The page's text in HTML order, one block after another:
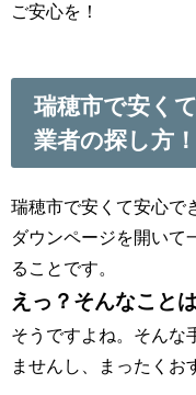
ご安心を！
瑞穂市で安く
業者の探し方！
瑞穂市で安くて安心で
ダウンページを開いて
ることです。
えっ？そんなこと
そうですよね。そんな
ませんし、まったくお